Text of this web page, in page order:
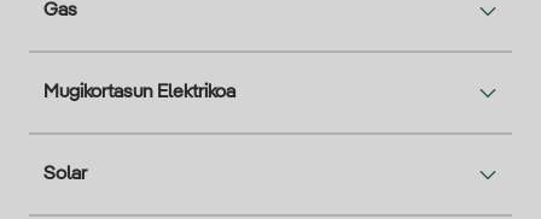
Gas
Mugikortasun Elektrikoa
Solar